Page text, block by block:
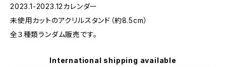
2023.1-2023.12カレンダー
未使用カットのアクリルスタンド（約8.5cm）
全３種類ランダム販売です。
International shipping available